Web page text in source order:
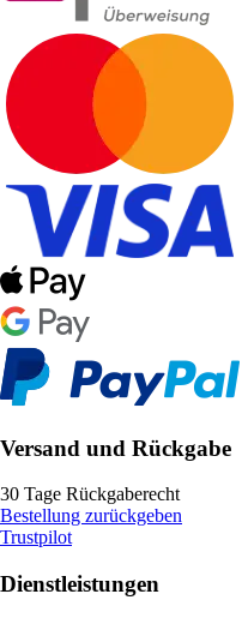
Versand und Rückgabe
30 Tage Rückgaberecht
Bestellung zurückgeben
Trustpilot
Dienstleistungen